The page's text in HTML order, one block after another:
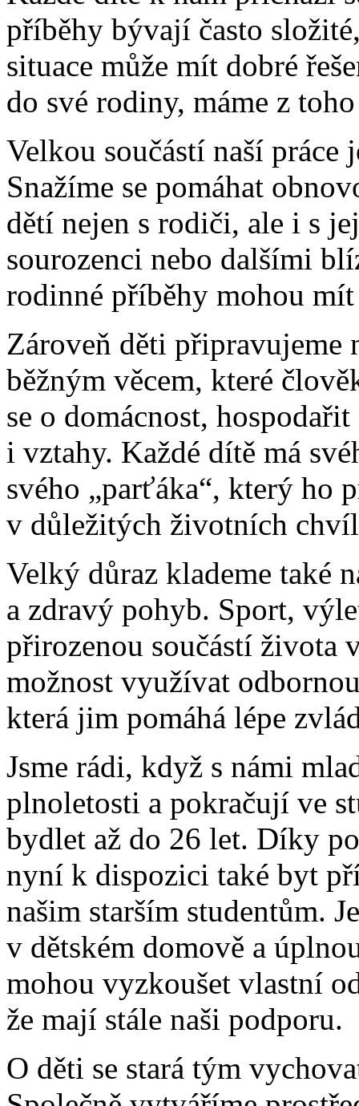
příběhy bývají často
situace může mít dobré
do své rodiny, máme z
Velkou součástí naší práce
Snažíme se pomáhat
dětí nejen s rodiči, ale i s
sourozenci nebo dalšími
rodinné příběhy mohou
Zároveň děti připravujeme
běžným věcem, které
se o domácnost,
i vztahy. Každé dítě má
svého „parťáka“, který ho
v důležitých životních
Velký důraz klademe také
a zdravý pohyb. Sport,
přirozenou součástí života
možnost využívat
která jim pomáhá lépe
Jsme rádi, když s námi
plnoletosti a pokračují ve
bydlet až do 26 let. Díky
nyní k dispozici také byt
našim starším studentům.
v dětském domově a
mohou vyzkoušet vlastní
že mají stále naši podporu.
O děti se stará tým